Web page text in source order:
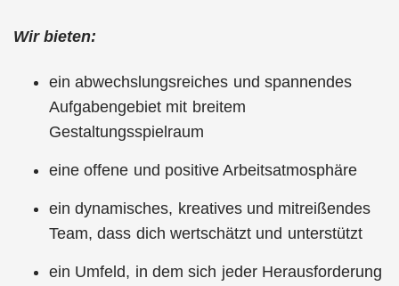
Wir bieten:
ein abwechslungsreiches und spannendes
Aufgabengebiet mit breitem
Gestaltungsspielraum
eine offene und positive Arbeitsatmosphäre
ein dynamisches, kreatives und mitreißendes
Team, dass dich wertschätzt und unterstützt
ein Umfeld, in dem sich jeder Herausforderung